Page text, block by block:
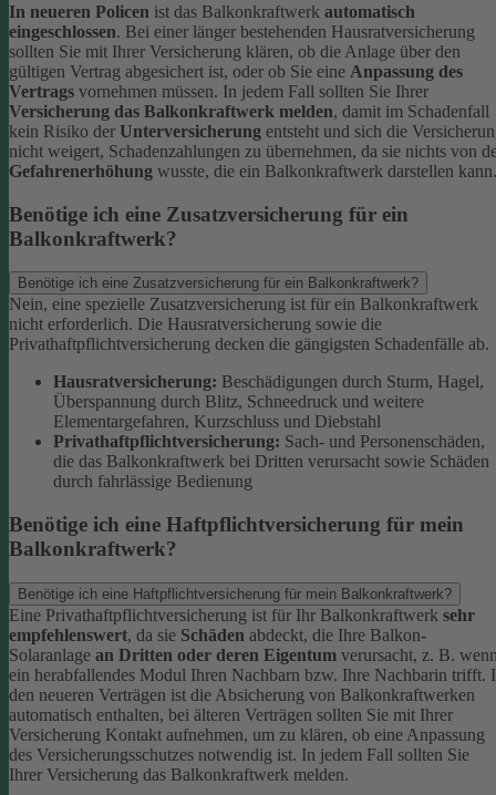
In neueren Policen ist das Balkonkraftwerk automatisch
eingeschlossen. Bei einer länger bestehenden Hausratversicherung
sollten Sie mit Ihrer Versicherung klären, ob die Anlage über den
gültigen Vertrag abgesichert ist, oder ob Sie eine Anpassung des
Vertrags vornehmen müssen. In jedem Fall sollten Sie Ihrer
Versicherung das Balkonkraftwerk melden, damit im Schadenfall
kein Risiko der Unterversicherung entsteht und sich die
nicht weigert, Schadenzahlungen zu übernehmen, da sie nichts von
Gefahrenerhöhung wusste, die ein Balkonkraftwerk darstellen kann.
Benötige ich eine Zusatzversicherung für ein
Balkonkraftwerk?
Benötige ich eine Zusatzversicherung für ein Balkonkraftwerk?
Nein, eine spezielle Zusatzversicherung ist für ein Balkonkraftwerk
nicht erforderlich. Die Hausratversicherung sowie die
Privathaftpflichtversicherung decken die gängigsten Schadenfälle ab.
Hausratversicherung: Beschädigungen durch Sturm, Hagel,
Überspannung durch Blitz, Schneedruck und weitere
Elementargefahren, Kurzschluss und Diebstahl
Privathaftpflichtversicherung: Sach- und Personenschäden,
die das Balkonkraftwerk bei Dritten verursacht sowie Schäden
durch fahrlässige Bedienung
Benötige ich eine Haftpflichtversicherung für mein
Balkonkraftwerk?
Benötige ich eine Haftpflichtversicherung für mein Balkonkraftwerk?
Eine Privathaftpflichtversicherung ist für Ihr Balkonkraftwerk sehr
empfehlenswert, da sie Schäden abdeckt, die Ihre Balkon-
Solaranlage an Dritten oder deren Eigentum verursacht, z. B.
ein herabfallendes Modul Ihren Nachbarn bzw. Ihre Nachbarin trifft.
den neueren Verträgen ist die Absicherung von Balkonkraftwerken
automatisch enthalten, bei älteren Verträgen sollten Sie mit Ihrer
Versicherung Kontakt aufnehmen, um zu klären, ob eine Anpassung
des Versicherungsschutzes notwendig ist. In jedem Fall sollten Sie
Ihrer Versicherung das Balkonkraftwerk melden.